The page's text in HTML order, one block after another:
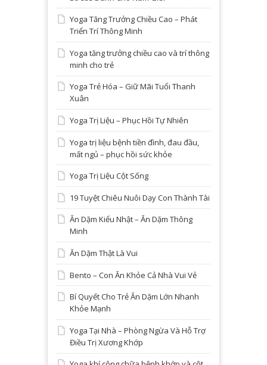
Yoga Tăng Trưởng Chiều Cao – Phát
Triển Trí Thông Minh
Yoga tăng trưởng chiều cao và trí thông
minh cho trẻ
Yoga Trẻ Hóa – Giữ Mãi Tuổi Thanh
Xuân
Yoga Trị Liệu – Phục Hồi Tự Nhiên
Yoga trị liệu bệnh tiền đình, đau đầu,
mất ngủ – phục hồi sức khỏe
Yoga Trị Liệu Cột Sống
19 Tuyệt Chiêu Nuôi Dạy Con Thành Tài
Ăn Dặm Kiểu Nhật – Ăn Dặm Thông
Minh
Ăn Dặm Thật Là Vui
Bento – Con Ăn Khỏe Cả Nhà Vui Vẻ
Bí Quyết Cho Trẻ Ăn Dặm Lớn Nhanh
Khỏe Mạnh
Yoga Tại Nhà – Phòng Ngừa Và Hỗ Trợ
Điều Trị Xương Khớp